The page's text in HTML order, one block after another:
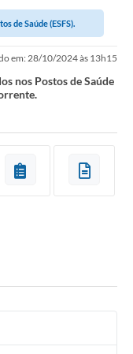
de Saúde (ESFS).
em: 28/10/2024 às 13h15
nos Postos de Saúde